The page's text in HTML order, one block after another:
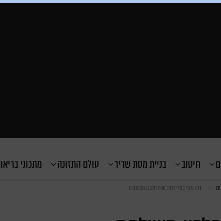
חיטוב בניית מסת שריר עולם התזונה מתכוני
חזה עוף במרינדה: מנת חלבון מושלמת